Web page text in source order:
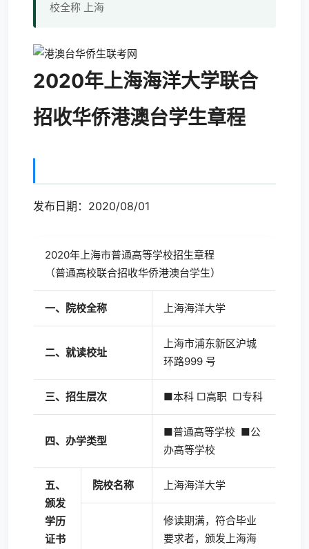
校全称 上海
2020年上海海洋大学联合
招收华侨港澳台学生章程
发布日期：2020/08/01
2020年上海市普通高等学校招生章程
（普通高校联合招收华侨港澳台学生）
一、院校全称 上海海洋大学
二、就读校址
上海市浦东新区沪城
环路999 号
三、招生层次 ■本科 □高职 □专科
四、办学类型
■普通高等学校 ■公
办高等学校
五、
颁发
学历
证书
院校名称 上海海洋大学
修读期满，符合毕业
要求者，颁发上海海